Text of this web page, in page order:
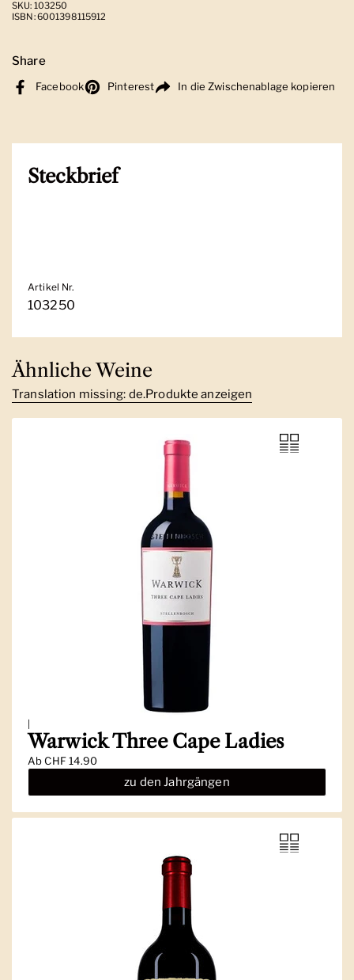
SKU: 103250
ISBN: 6001398115912
Share
Facebook Pinterest In die Zwischenablage kopieren
Steckbrief
Artikel Nr.
103250
Ähnliche Weine
Translation missing: de.Produkte anzeigen
|
Warwick Three Cape Ladies
AbCHF 14.90
zu den Jahrgängen